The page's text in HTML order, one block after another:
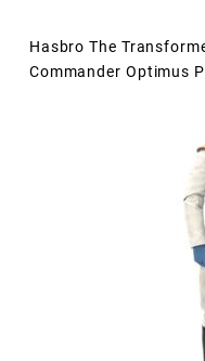
Hasbro The
Commander Optimus